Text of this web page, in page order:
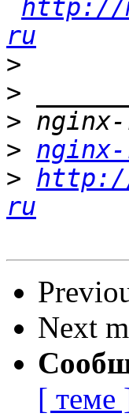
http://
ru
>
>
>
>
>
ru
Next
[ теме